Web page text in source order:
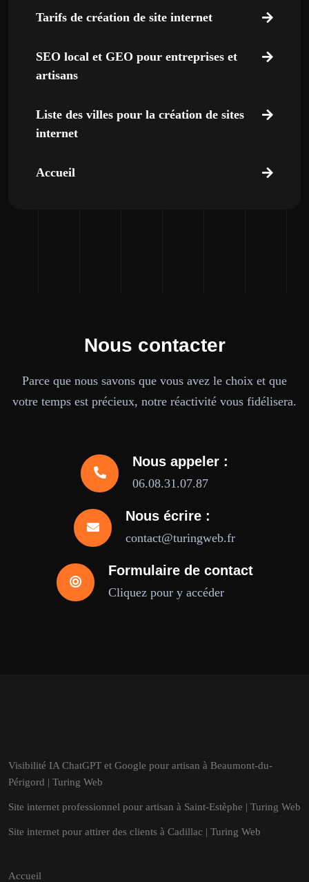
Tarifs de création de site internet
SEO local et GEO pour entreprises et
artisans
Liste des villes pour la création de sites
internet
Accueil
Nous contacter
Parce que nous savons que vous avez le choix et que
votre temps est précieux, notre réactivité vous fidélisera.
Nous appeler :
06.08.31.07.87
Nous écrire :
contact@turingweb.fr
Formulaire de contact
Cliquez pour y accéder
Visibilité IA ChatGPT et Google pour artisan à Beaumont-du-
Périgord | Turing Web
Site internet professionnel pour artisan à Saint-Estèphe | Turing Web
Site internet pour attirer des clients à Cadillac | Turing Web
Accueil